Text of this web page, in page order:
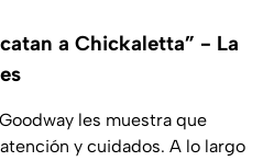
a Chickaletta” - La
les muestra que
y cuidados. A lo largo